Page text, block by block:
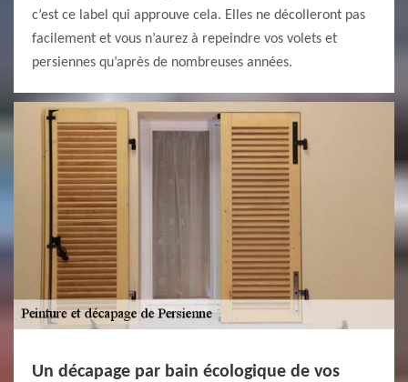
c’est ce label qui approuve cela. Elles ne décolleront pas
facilement et vous n’aurez à repeindre vos volets et
persiennes qu’après de nombreuses années.
Un décapage par bain écologique de vos